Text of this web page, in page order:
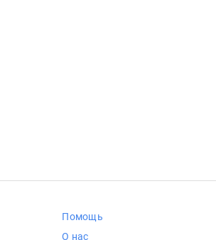
Помощь
О нас